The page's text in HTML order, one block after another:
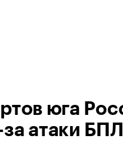
юга
атаки